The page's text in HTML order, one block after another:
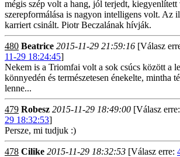
mégis szép volt a hang, jól terjedt, kiegyenlített
szerepformálása is nagyon intelligens volt. Az
karriert csinált. Piotr Beczalának hívják.
480 Beatrice 2015-11-29 21:59:16 [Válasz
11-29 18:24:45]
Nekem is a Triomfai volt a sok csúcs között a
könnyedén és természetesen énekelte, mintha
lenne...
479 Robesz 2015-11-29 18:49:00 [Válasz erre:
29 18:32:53]
Persze, mi tudjuk :)
478 Cilike 2015-11-29 18:32:53 [Válasz erre: